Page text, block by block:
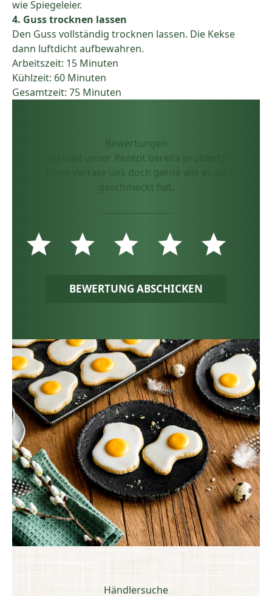
wie Spiegeleier.
4. Guss trocknen lassen
Den Guss vollständig trocknen lassen. Die Kekse
dann luftdicht aufbewahren.
Arbeitszeit: 15 Minuten
Kühlzeit: 60 Minuten
Gesamtzeit: 75 Minuten
Bewertungen
Du hast unser Rezept bereits probiert?
Dann verrate uns doch gerne wie es dir
geschmeckt hat.
BEWERTUNG ABSCHICKEN
Händlersuche